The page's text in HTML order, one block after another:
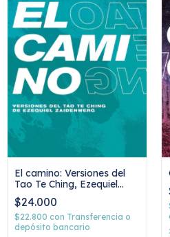
El camino: Versiones del
Tao Te Ching, Ezequiel
Zaidenwerg
$24.000
$22.800 con Transferencia o
depósito bancario